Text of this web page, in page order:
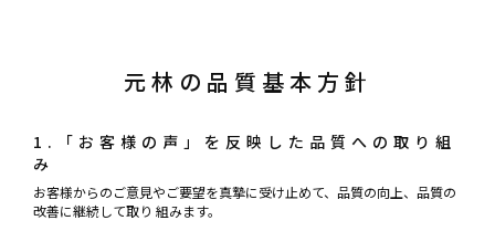
元林の品質基本方針
1.「お客様の声」を反映した品質への取り組
み
お客様からのご意見やご要望を真摯に受け止めて、品質の向上、品質の
改善に継続して取り 組みます。